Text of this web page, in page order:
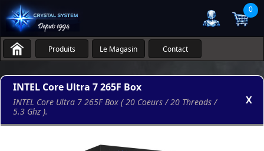
0
Produits Le Magasin Contact
INTEL Core Ultra 7 265F Box
INTEL Core Ultra 7 265F Box ( 20 Coeurs / 20 Threads /
5.3 Ghz ).
X